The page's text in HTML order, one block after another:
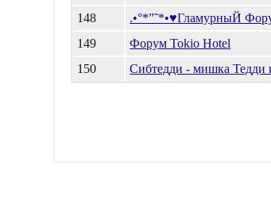
148
.•°*”˜*•♥ГламурныЙ
149
Форум Tokio Hotel
150
Сибтедди - мишка Тедди